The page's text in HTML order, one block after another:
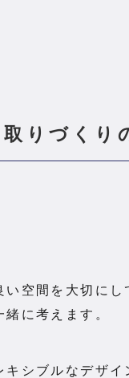
りづくり
空間を大切にし
に考えます。
シブルなデザ